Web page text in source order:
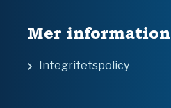
Mer information
Integritetspolicy